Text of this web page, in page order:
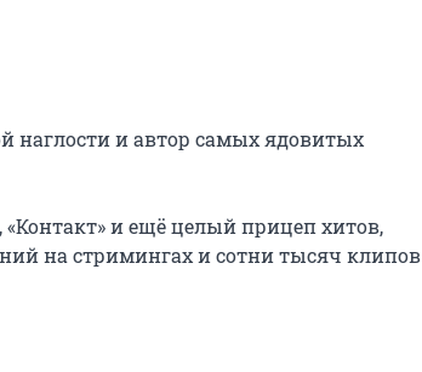
наглости и автор самых ядовитых
и ещё целый прицеп хитов,
на стримингах и сотни тысяч клипов